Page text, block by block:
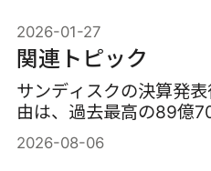
2026-01-27
関連トピック
サンディスクの決算発
由は、過去最高の89億
もかかわらず約13％急落
2026-08-06